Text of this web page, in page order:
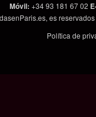
Móvil: +34 93 181 67 02
, es
Política de